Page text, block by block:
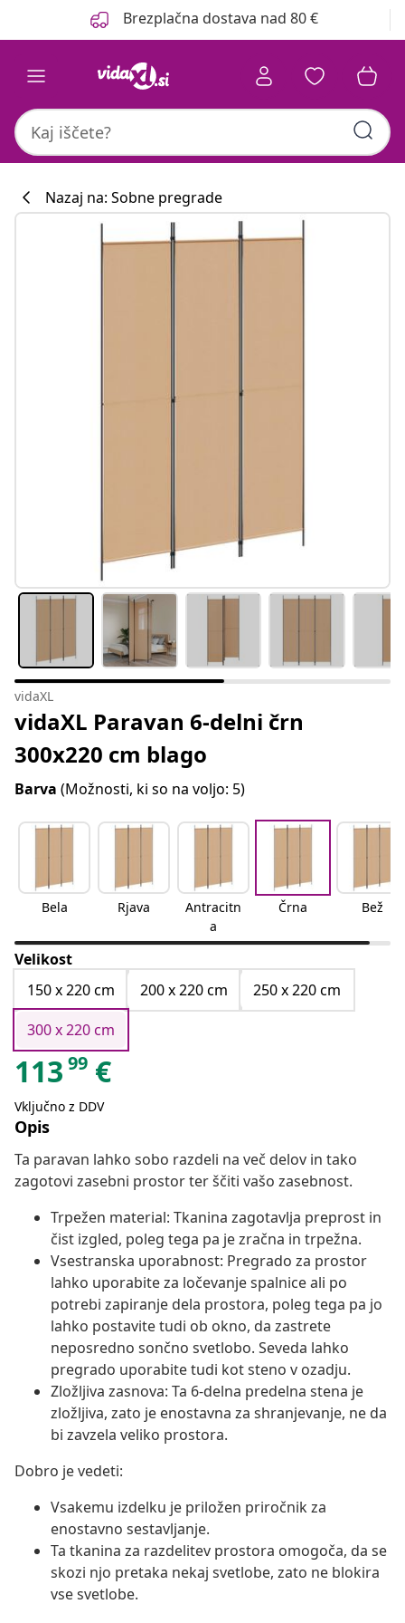
Brezplačna dostava nad 80 €
Nazaj na: Sobne pregrade
vidaXL
vidaXL Paravan 6-delni črn
300x220 cm blago
Barva (Možnosti, ki so na voljo: 5)
Bela Rjava
Antracitn
a
Črna Bež
Velikost
150 x 220 cm
200 x 220 cm
250 x 220 cm
300 x 220 cm
113 99 €
Vključno z DDV
Opis
Ta paravan lahko sobo razdeli na več delov in tako
zagotovi zasebni prostor ter ščiti vašo zasebnost.
Trpežen material: Tkanina zagotavlja preprost in
čist izgled, poleg tega pa je zračna in trpežna.
Vsestranska uporabnost: Pregrado za prostor
lahko uporabite za ločevanje spalnice ali po
potrebi zapiranje dela prostora, poleg tega pa jo
lahko postavite tudi ob okno, da zastrete
neposredno sončno svetlobo. Seveda lahko
pregrado uporabite tudi kot steno v ozadju.
Zložljiva zasnova: Ta 6-delna predelna stena je
zložljiva, zato je enostavna za shranjevanje, ne da
bi zavzela veliko prostora.
Dobro je vedeti:
Vsakemu izdelku je priložen priročnik za
enostavno sestavljanje.
Ta tkanina za razdelitev prostora omogoča, da se
skozi njo pretaka nekaj svetlobe, zato ne blokira
vse svetlobe.